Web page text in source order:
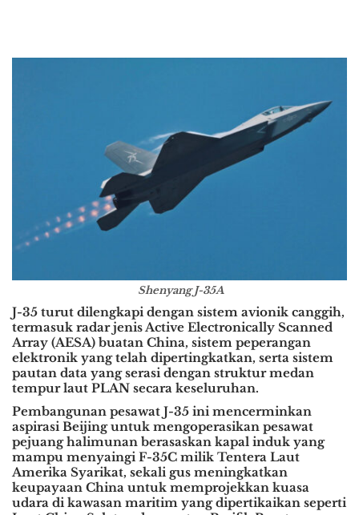
Shenyang J-35A
J-35 turut dilengkapi dengan sistem avionik canggih,
termasuk radar jenis Active Electronically Scanned
Array (AESA) buatan China, sistem peperangan
elektronik yang telah dipertingkatkan, serta sistem
pautan data yang serasi dengan struktur medan
tempur laut PLAN secara keseluruhan.
Pembangunan pesawat J-35 ini mencerminkan
aspirasi Beijing untuk mengoperasikan pesawat
pejuang halimunan berasaskan kapal induk yang
mampu menyaingi F-35C milik Tentera Laut
Amerika Syarikat, sekali gus meningkatkan
keupayaan China untuk memprojekkan kuasa
udara di kawasan maritim yang dipertikaikan seperti